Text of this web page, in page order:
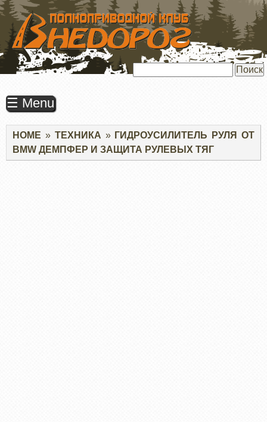
ПЕРЕЙТИ
ОСНОВНОМУ
СОДЕРЖАНИЮ
☰ Menu
Строка
навигации
HOME ТЕХНИКА
ГИДРОУСИЛИТЕЛЬ РУЛЯ ОТ
BMW ДЕМПФЕР И ЗАЩИТА РУЛЕВЫХ ТЯГ